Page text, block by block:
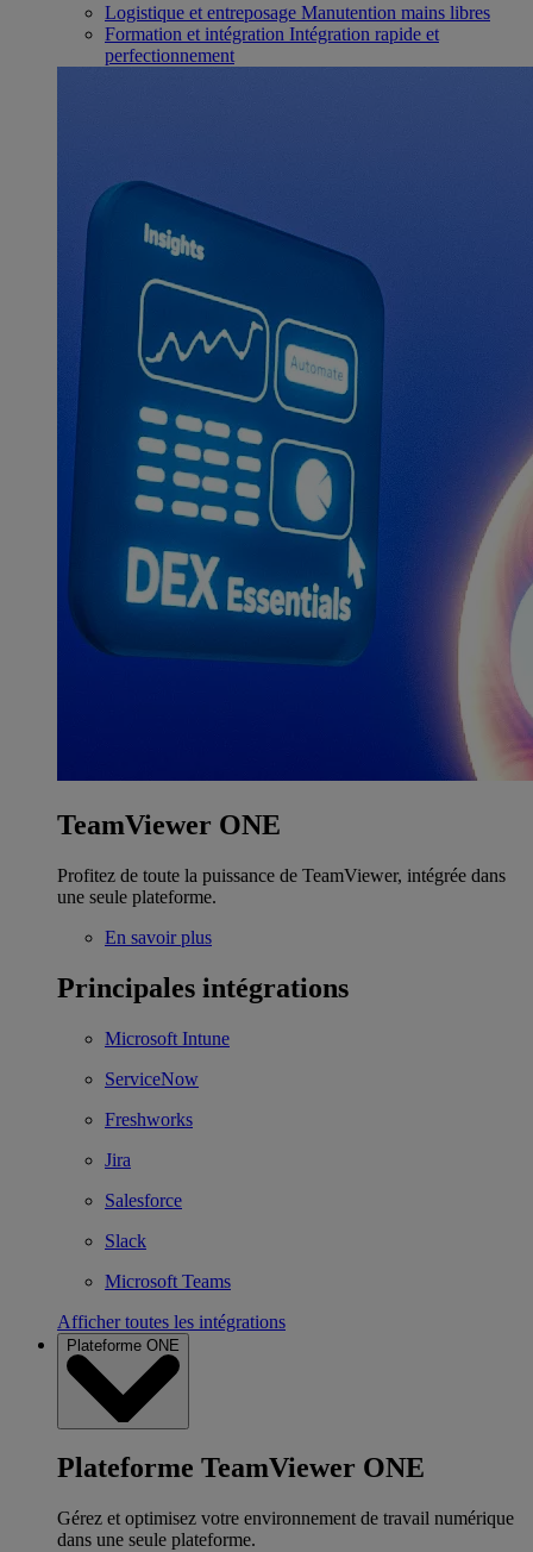
Logistique et entreposage Manutention mains libres
Formation et intégration Intégration rapide et
perfectionnement
TeamViewer ONE
Profitez de toute la puissance de TeamViewer, intégrée dans
une seule plateforme.
En savoir plus
Principales intégrations
Microsoft Intune
ServiceNow
Freshworks
Jira
Salesforce
Slack
Microsoft Teams
Afficher toutes les intégrations
Plateforme ONE
Plateforme TeamViewer ONE
Gérez et optimisez votre environnement de travail numérique
dans une seule plateforme.